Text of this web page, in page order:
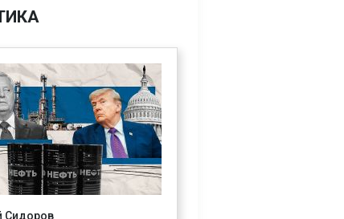
Сидоров